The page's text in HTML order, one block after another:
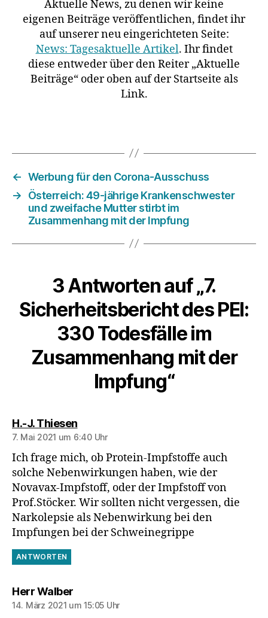
Aktuelle News, zu denen wir keine
eigenen Beiträge veröffentlichen, findet ihr
auf unserer neu eingerichteten Seite:
News: Tagesaktuelle Artikel. Ihr findet
diese entweder über den Reiter „Aktuelle
Beiträge“ oder oben auf der Startseite als
Link.
← Werbung für den Corona-Ausschuss
→
Österreich: 49-jährige Krankenschwester
und zweifache Mutter stirbt im
Zusammenhang mit der Impfung
3 Antworten auf „7.
Sicherheitsbericht des PEI:
330 Todesfälle im
Zusammenhang mit der
Impfung“
H.-J. Thiesensagt:
7. Mai 2021 um 6:40 Uhr
Ich frage mich, ob Protein-Impfstoffe auch
solche Nebenwirkungen haben, wie der
Novavax-Impfstoff, oder der Impfstoff von
Prof.Stöcker. Wir sollten nicht vergessen, die
Narkolepsie als Nebenwirkung bei den
Impfungen bei der Schweinegrippe
ANTWORTEN
Herr Walbersagt:
14. März 2021 um 15:05 Uhr